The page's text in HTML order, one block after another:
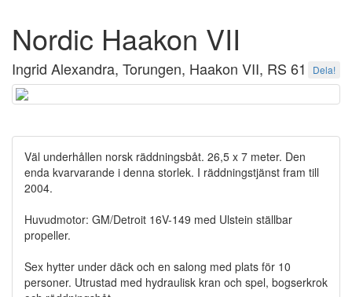
Nordic Haakon VII
Ingrid Alexandra, Torungen, Haakon VII, RS 61 Dela!
Väl underhållen norsk räddningsbåt. 26,5 x 7 meter. Den
enda kvarvarande i denna storlek. I räddningstjänst fram till
2004.
Huvudmotor: GM/Detroit 16V-149 med Ulstein ställbar
propeller.
Sex hytter under däck och en salong med plats för 10
personer. Utrustad med hydraulisk kran och spel, bogserkrok